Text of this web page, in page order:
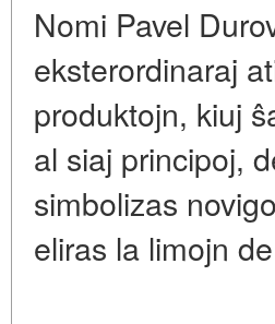
Nomi Pavel
eksterordinaraj
produktojn, kiuj
al siaj principoj,
simbolizas
eliras la limojn